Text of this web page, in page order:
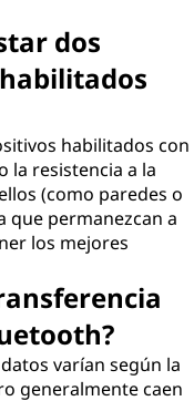
dos
habilitados con
la resistencia a la
(como paredes o
que permanezcan a
los mejores
varían según la
generalmente caen